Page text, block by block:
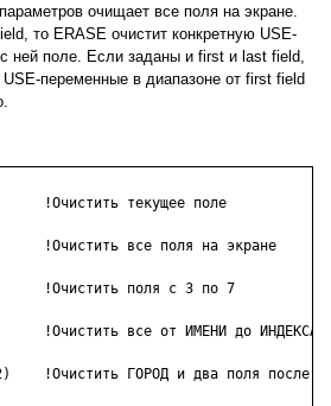
очищает все поля на экране.
то ERASE очистит конкретную USE-
ней поле. Если заданы и first и last field,
переменные в диапазоне от first field
!Очистить текущее поле
!Очистить все поля на экране
!Очистить поля с 3 по 7
!Очистить все от ИМЕНИ до ИНДЕКСА
!Очистить ГОРОД и два поля после